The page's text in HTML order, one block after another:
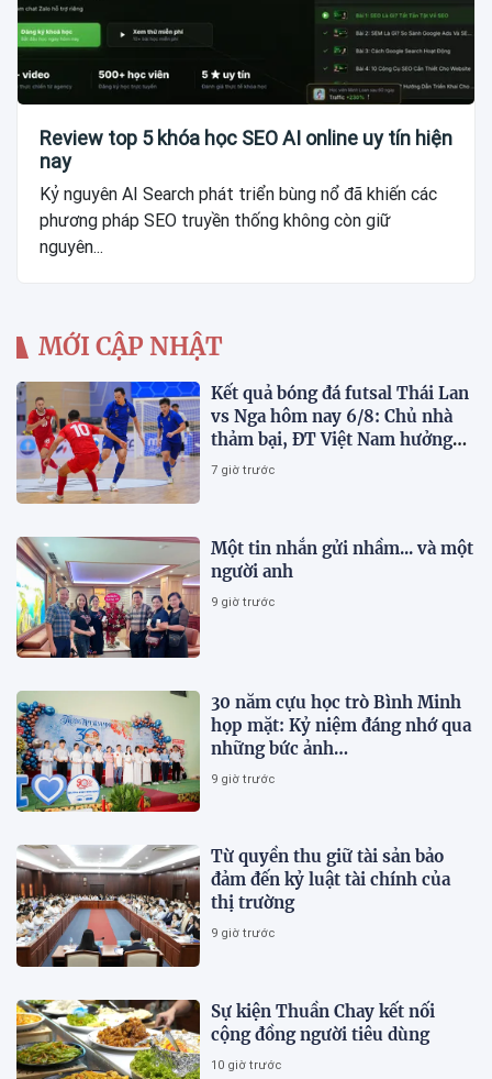
Review top 5 khóa học SEO AI online uy tín hiện
nay
Kỷ nguyên AI Search phát triển bùng nổ đã khiến các
phương pháp SEO truyền thống không còn giữ
nguyên...
MỚI CẬP NHẬT
Kết quả bóng đá futsal Thái Lan
vs Nga hôm nay 6/8: Chủ nhà
thảm bại, ĐT Việt Nam hưởng
lợi lớn
7 giờ trước
Một tin nhắn gửi nhầm... và một
người anh
9 giờ trước
30 năm cựu học trò Bình Minh
họp mặt: Kỷ niệm đáng nhớ qua
những bức ảnh…
9 giờ trước
Từ quyền thu giữ tài sản bảo
đảm đến kỷ luật tài chính của
thị trường
9 giờ trước
Sự kiện Thuần Chay kết nối
cộng đồng người tiêu dùng
10 giờ trước